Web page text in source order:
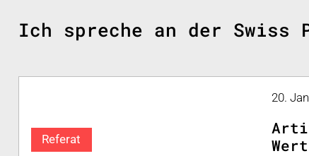
Ich spreche an der Swiss
Referat
20.